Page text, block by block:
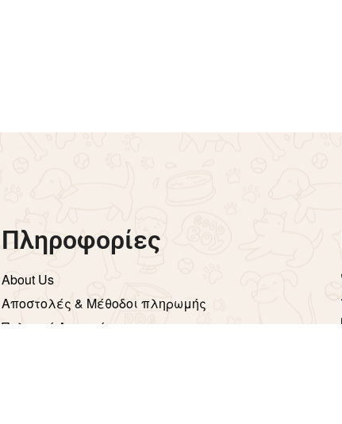
Επιλογή
Πληροφορίες
About Us
Aποστολές & Μέθοδοι πληρωμής
Πολιτική Απορρήτου